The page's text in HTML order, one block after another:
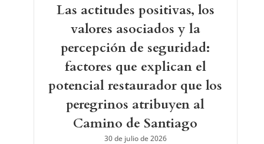
Las actitudes positivas, los
valores asociados y la
percepción de seguridad:
factores que explican el
potencial restaurador que los
peregrinos atribuyen al
Camino de Santiago
30 de julio de 2026